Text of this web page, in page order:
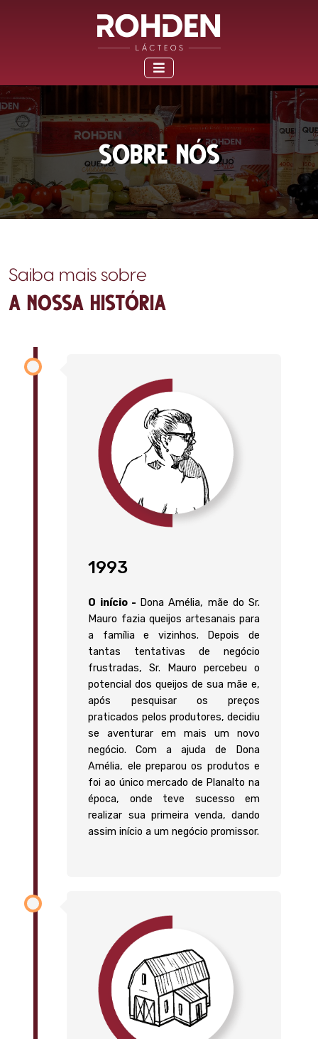
Sobre Nós
Saiba mais sobre
A NOSSA HISTÓRIA
1993
O início - Dona Amélia, mãe do Sr.
Mauro fazia queijos artesanais para
a família e vizinhos. Depois de
tantas tentativas de negócio
frustradas, Sr. Mauro percebeu o
potencial dos queijos de sua mãe e,
após pesquisar os preços
praticados pelos produtores, decidiu
se aventurar em mais um novo
negócio. Com a ajuda de Dona
Amélia, ele preparou os produtos e
foi ao único mercado de Planalto na
época, onde teve sucesso em
realizar sua primeira venda, dando
assim início a um negócio promissor.